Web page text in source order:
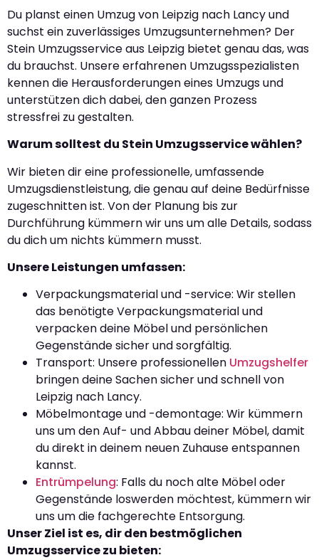
Du planst einen Umzug von Leipzig nach Lancy und
suchst ein zuverlässiges Umzugsunternehmen? Der
Stein Umzugsservice aus Leipzig bietet genau das, was
du brauchst. Unsere erfahrenen Umzugsspezialisten
kennen die Herausforderungen eines Umzugs und
unterstützen dich dabei, den ganzen Prozess
stressfrei zu gestalten.
Warum solltest du Stein Umzugsservice wählen?
Wir bieten dir eine professionelle, umfassende
Umzugsdienstleistung, die genau auf deine Bedürfnisse
zugeschnitten ist. Von der Planung bis zur
Durchführung kümmern wir uns um alle Details, sodass
du dich um nichts kümmern musst.
Unsere Leistungen umfassen:
Verpackungsmaterial und -service: Wir stellen
das benötigte Verpackungsmaterial und
verpacken deine Möbel und persönlichen
Gegenstände sicher und sorgfältig.
Transport: Unsere professionellen Umzugshelfer
bringen deine Sachen sicher und schnell von
Leipzig nach Lancy.
Möbelmontage und -demontage: Wir kümmern
uns um den Auf- und Abbau deiner Möbel, damit
du direkt in deinem neuen Zuhause entspannen
kannst.
Entrümpelung: Falls du noch alte Möbel oder
Gegenstände loswerden möchtest, kümmern wir
uns um die fachgerechte Entsorgung.
Unser Ziel ist es, dir den bestmöglichen
Umzugsservice zu bieten: